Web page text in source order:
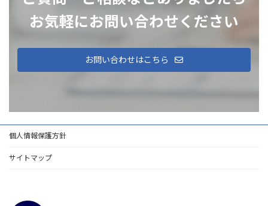
お気軽にお問い合わせください
お問い合わせはこちら
個人情報保護方針
サイトマップ